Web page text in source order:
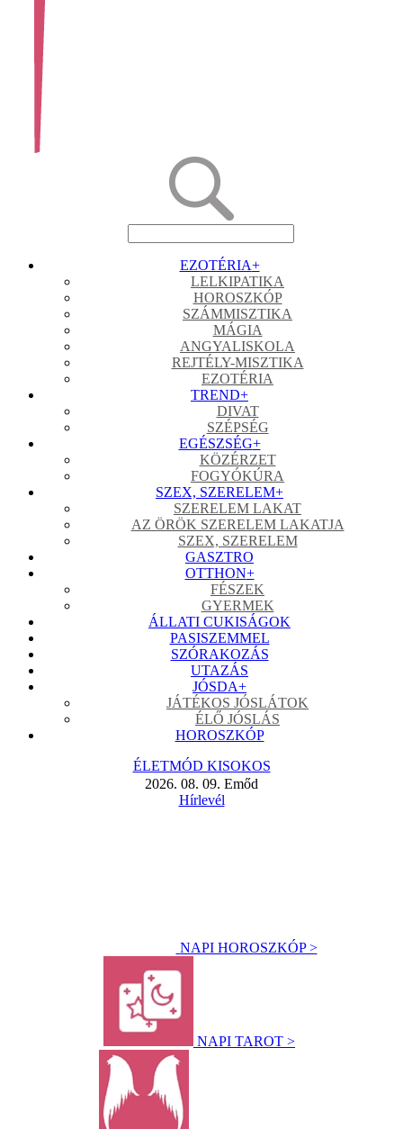
EZOTÉRIA+
LELKIPATIKA
HOROSZKÓP
SZÁMMISZTIKA
MÁGIA
ANGYALISKOLA
REJTÉLY-MISZTIKA
EZOTÉRIA
TREND+
DIVAT
SZÉPSÉG
EGÉSZSÉG+
KÖZÉRZET
FOGYÓKÚRA
SZEX, SZERELEM+
SZERELEM LAKAT
AZ ÖRÖK SZERELEM LAKATJA
SZEX, SZERELEM
GASZTRO
OTTHON+
FÉSZEK
GYERMEK
ÁLLATI CUKISÁGOK
PASISZEMMEL
SZÓRAKOZÁS
UTAZÁS
JÓSDA+
JÁTÉKOS JÓSLÁTOK
ÉLŐ JÓSLÁS
HOROSZKÓP
ÉLETMÓD KISOKOS
2026. 08. 09. Emőd
Hírlevél
NAPI HOROSZKÓP >
NAPI TAROT >